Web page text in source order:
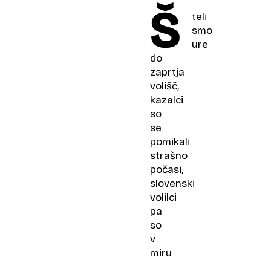
Š
teli
smo
ure
do
zaprtja
volišč,
kazalci
so
se
pomikali
strašno
počasi,
slovenski
volilci
pa
so
v
miru